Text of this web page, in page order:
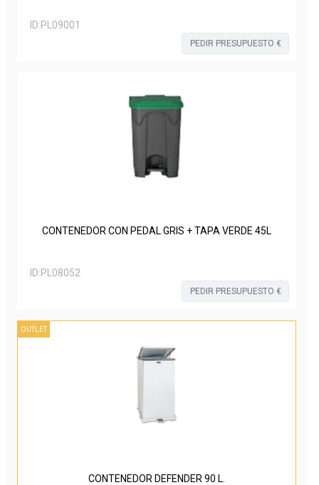
ID:PL09001
PEDIR PRESUPUESTO €
CONTENEDOR CON PEDAL GRIS + TAPA VERDE 45L
ID:PL08052
PEDIR PRESUPUESTO €
OUTLET
CONTENEDOR DEFENDER 90 L.